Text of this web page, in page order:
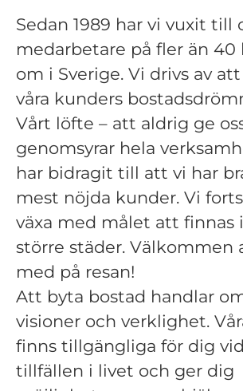
Sedan 1989 har vi vuxit till
medarbetare på fler än
om i Sverige. Vi drivs av
våra kunders
Vårt löfte – att aldrig ge
genomsyrar hela
har bidragit till att vi har
mest nöjda kunder. Vi
växa med målet att finnas
större städer. Välkommen
med på resan!
Att byta bostad handlar
visioner och verklighet.
finns tillgängliga för dig
tillfällen i livet och ger dig